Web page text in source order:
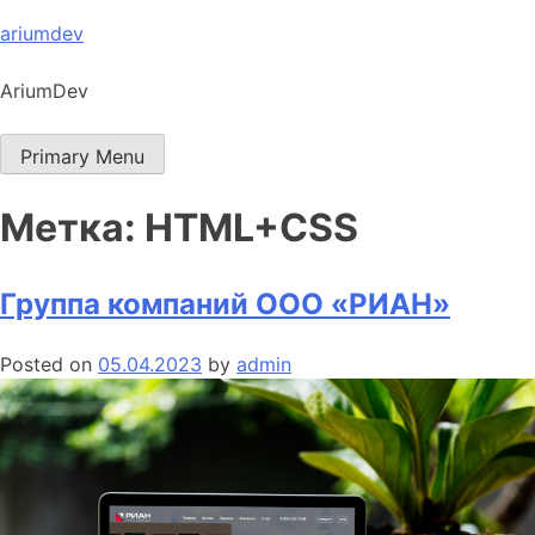
Skip
content
ariumdev
AriumDev
Primary Menu
Метка: HTML+CSS
Группа компаний ООО «РИАН»
Posted on 05.04.2023 by admin